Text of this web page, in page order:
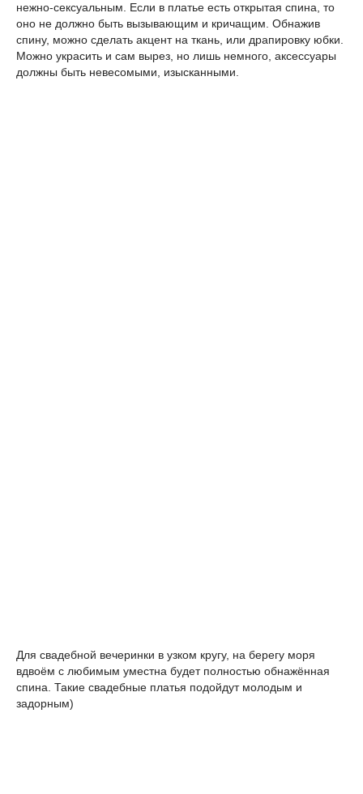
нежно-сексуальным. Если в платье есть открытая спина, то
оно не должно быть вызывающим и кричащим. Обнажив
спину, можно сделать акцент на ткань, или драпировку юбки.
Можно украсить и сам вырез, но лишь немного, аксессуары
должны быть невесомыми, изысканными.
Для свадебной вечеринки в узком кругу, на берегу моря
вдвоём с любимым уместна будет полностью обнажённая
спина. Такие свадебные платья подойдут молодым и
задорным)